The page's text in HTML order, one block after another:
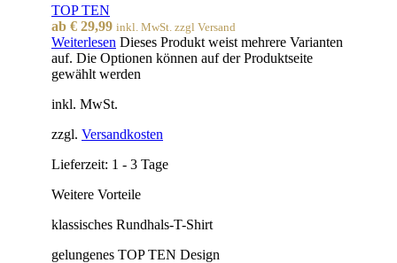
TOP TEN
ab € 29,99 inkl. MwSt. zzgl Versand
Weiterlesen Dieses Produkt weist mehrere Varianten
auf. Die Optionen können auf der Produktseite
gewählt werden
inkl. MwSt.
zzgl. Versandkosten
Lieferzeit: 1 - 3 Tage
Weitere Vorteile
klassisches Rundhals-T-Shirt
gelungenes TOP TEN Design